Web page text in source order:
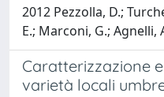
2012 Pezzolla, D.;
E.; Marconi, G.; Agnelli,
Caratterizzazione
varietà locali